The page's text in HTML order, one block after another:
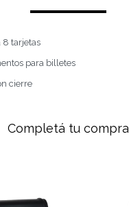
8 tarjetas
para billetes
cierre
Completá tu compra